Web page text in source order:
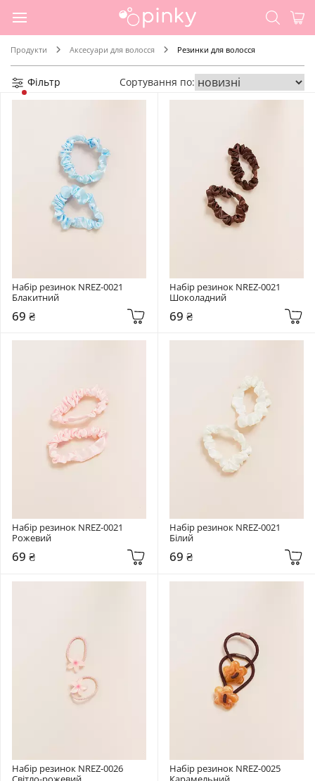
Продукти Аксесуари для волосся Резинки для волосся
Фільтр Сортування по:
Набір резинок NREZ-0021
Блакитний
69 ₴
Набір резинок NREZ-0021
Шоколадний
69 ₴
Набір резинок NREZ-0021
Рожевий
69 ₴
Набір резинок NREZ-0021
Білий
69 ₴
Набір резинок NREZ-0026
Набір резинок NREZ-0025